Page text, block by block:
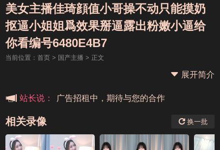
美女主播佳琦顔值小哥操不动只能摸奶
抠逼小姐姐爲效果掰逼露出粉嫩小逼给
你看编号6480E4B7
当前位置： 首页> 国产主播 > 正文
展开简介
站长说： 广告招租中，期待与您的合作
相关录像 换一批